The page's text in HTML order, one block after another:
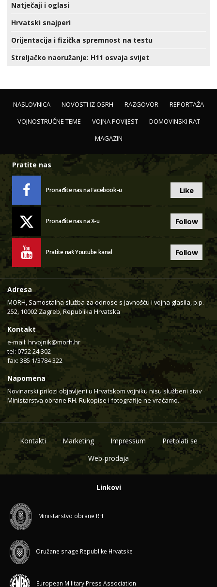
Natječaji i oglasi
Hrvatski snajperi
Orijentacija i fizička spremnost na testu
Streljačko naoružanje: H11 osvaja svijet
NASLOVNICA NOVOSTI IZ OSRH RAZGOVOR
REPORTAŽA
VOJNOSTRUČNE TEME
VOJNA POVIJEST
DOMOVINSKI RAT
MAGAZIN
Pratite nas
Pronađite nas na Facebook-u Like
Pronađite nas na X-u Follow
Pratite naš Youtube kanal Follow
Adresa
MORH, Samostalna služba za odnose s javnošću i vojna glasila, p.p.
252, 10002 Zagreb, Republika Hrvatska
Kontakt
e-mail: hrvojnik@morh.hr
tel: 0752 24 302
fax: 385 1/3784 322
Napomena
Novinarski prilozi objavljeni u Hrvatskom vojniku nisu službeni stav
Ministarstva obrane RH. Rukopise i fotografije ne vraćamo.
Kontakti Marketing Impressum
Pretplati se
Web-prodaja
Linkovi
Ministarstvo obrane RH
Oružane snage Republike Hrvatske
European Military Press Association